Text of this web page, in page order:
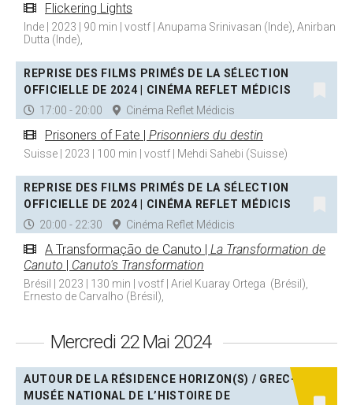
Flickering Lights
Inde | 2023 | 90 min | vostf | Anupama Srinivasan (Inde), Anirban
Dutta (Inde),
REPRISE DES FILMS PRIMÉS DE LA SÉLECTION
OFFICIELLE DE 2024 | CINÉMA REFLET MÉDICIS
17:00 - 20:00
Cinéma Reflet Médicis
Prisoners of Fate | Prisonniers du destin
Suisse | 2023 | 100 min | vostf | Mehdi Sahebi (Suisse)
REPRISE DES FILMS PRIMÉS DE LA SÉLECTION
OFFICIELLE DE 2024 | CINÉMA REFLET MÉDICIS
20:00 - 22:30
Cinéma Reflet Médicis
A Transformação de Canuto | La Transformation de
Canuto | Canuto's Transformation
Brésil | 2023 | 130 min | vostf | Ariel Kuaray Ortega (Brésil),
Ernesto de Carvalho (Brésil),
Mercredi 22 Mai 2024
AUTOUR DE LA RÉSIDENCE HORIZON(S) / GREC-
MUSÉE NATIONAL DE L’HISTOIRE DE